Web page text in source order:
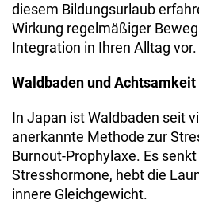
diesem Bildungsurlaub
Wirkung regelmäßiger
Integration in Ihren Alltag vor.
Waldbaden und
In Japan ist Waldbaden seit
anerkannte Methode zur
Burnout-Prophylaxe. Es
Stresshormone, hebt die
innere Gleichgewicht.